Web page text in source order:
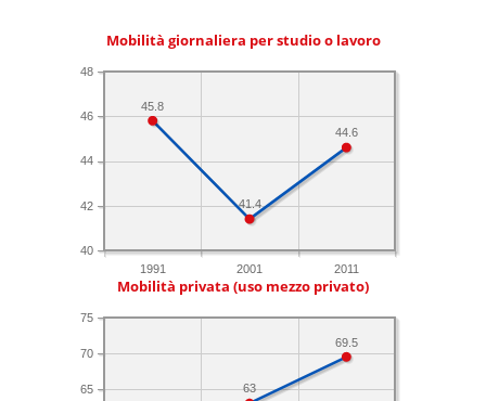
Mobilità giornaliera per studio o lavoro
1991 2001 2011
40
42
44
46
48
44.6
41.4
45.8
Mobilità privata (uso mezzo privato)
65
70
75
69.5
63